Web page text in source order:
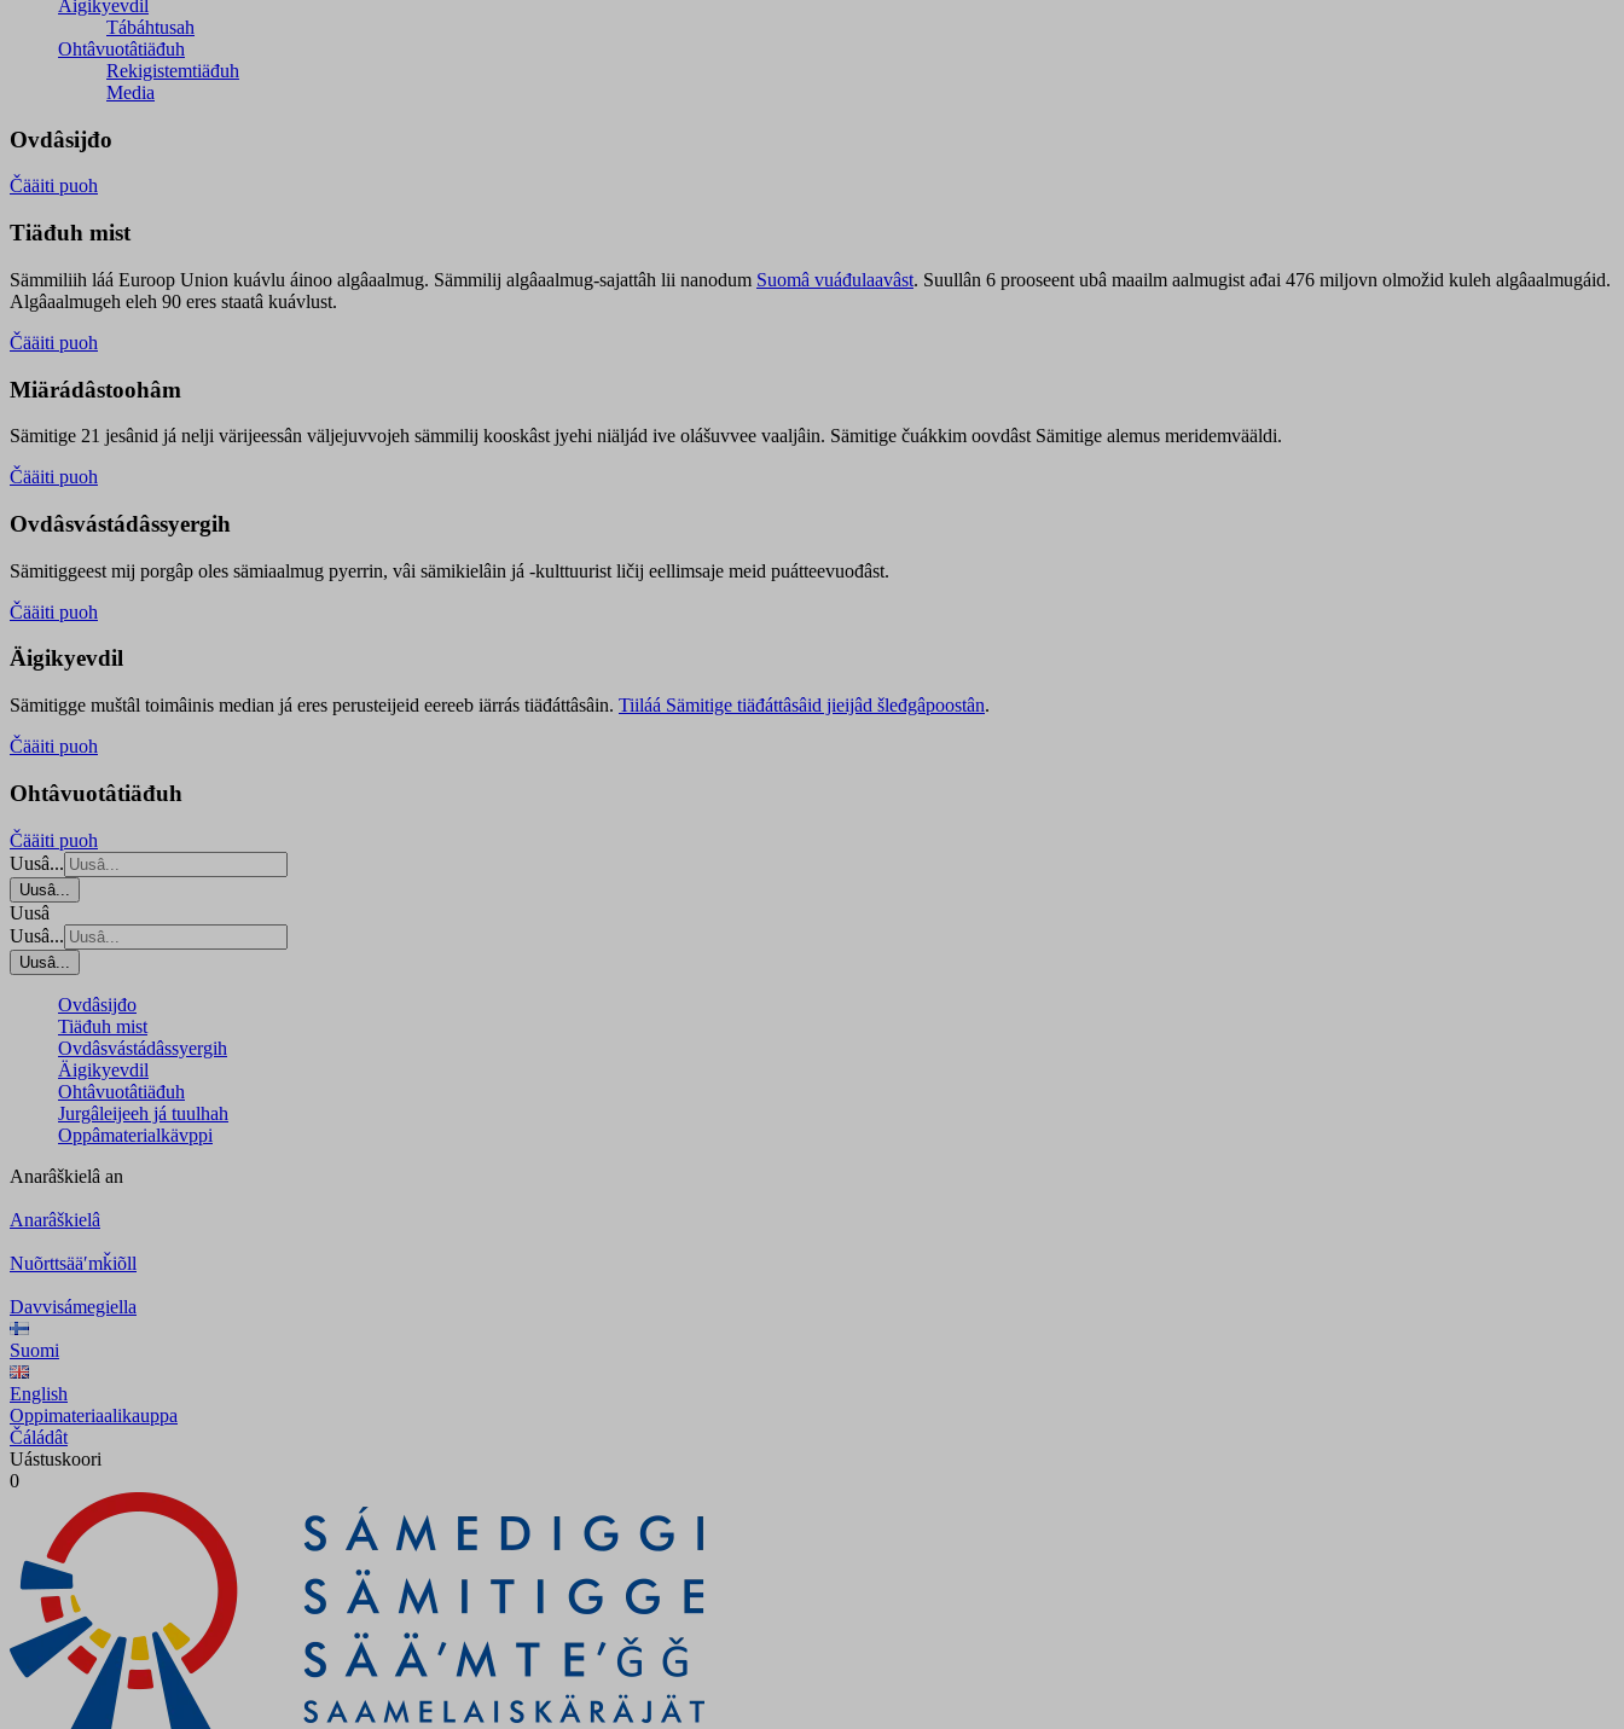
Äigikyevdil
Tábáhtusah
Ohtâvuotâtiäđuh
Rekigistemtiäđuh
Media
Ovdâsijđo
Čääiti puoh
Tiäđuh mist
Sämmiliih láá Euroop Union kuávlu áinoo algâaalmug. Sämmilij algâaalmug-sajattâh lii nanodum Suomâ vuáđulaavâst. Suullân 6 prooseent ubâ maailm aalmugist ađai 476 miljovn olmožid kuleh algâaalmugáid.
Algâaalmugeh eleh 90 eres staatâ kuávlust.
Čääiti puoh
Miärádâstoohâm
Sämitige 21 jesânid já nelji värijeessân väljejuvvojeh sämmilij kooskâst jyehi niäljád ive olášuvvee vaaljâin. Sämitige čuákkim oovdâst Sämitige alemus meridemvääldi.
Čääiti puoh
Ovdâsvástádâssyergih
Sämitiggeest mij porgâp oles sämiaalmug pyerrin, vâi sämikielâin já -kulttuurist ličij eellimsaje meid puátteevuođâst.
Čääiti puoh
Äigikyevdil
Sämitigge muštâl toimâinis median já eres perusteijeid eereeb iärrás tiäđáttâsâin. Tiiláá Sämitige tiäđáttâsâid jieijâd šleđgâpoostân.
Čääiti puoh
Ohtâvuotâtiäđuh
Čääiti puoh
Uusâ...
Uusâ...
Uusâ
Uusâ...
Uusâ...
Ovdâsijđo
Tiäđuh mist
Ovdâsvástádâssyergih
Äigikyevdil
Ohtâvuotâtiäđuh
Jurgâleijeeh já tuulhah
Oppâmaterialkävppi
Anarâškielâ an
Anarâškielâ
Nuõrttsääʹmǩiõll
Davvisámegiella
Suomi
English
Oppimateriaalikauppa
Čáládât
Uástuskoori
0